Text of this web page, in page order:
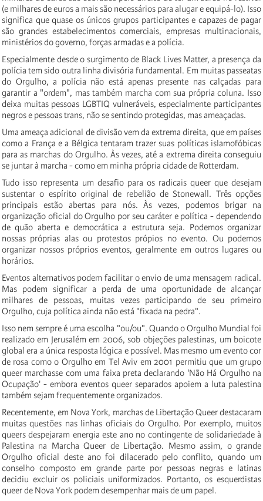
(e milhares de euros a mais são necessários para alugar e equipá-lo). Isso
significa que quase os únicos grupos participantes e capazes de pagar
são grandes estabelecimentos comerciais, empresas multinacionais,
ministérios do governo, forças armadas e a polícia.
Especialmente desde o surgimento de Black Lives Matter, a presença da
polícia tem sido outra linha divisória fundamental. Em muitas passeatas
do Orgulho, a polícia não está apenas presente nas calçadas para
garantir a "ordem", mas também marcha com sua própria coluna. Isso
deixa muitas pessoas LGBTIQ vulneráveis, especialmente participantes
negros e pessoas trans, não se sentindo protegidas, mas ameaçadas.
Uma ameaça adicional de divisão vem da extrema direita, que em países
como a França e a Bélgica tentaram trazer suas políticas islamofóbicas
para as marchas do Orgulho. Às vezes, até a extrema direita conseguiu
se juntar à marcha - como em minha própria cidade de Rotterdam.
Tudo isso representa um desafio para os radicais queer que desejam
sustentar o espírito original de rebelião de Stonewall. Três opções
principais estão abertas para nós. Às vezes, podemos brigar na
organização oficial do Orgulho por seu caráter e política - dependendo
de quão aberta e democrática a estrutura seja. Podemos organizar
nossas próprias alas ou protestos própios no evento. Ou podemos
organizar nossos próprios eventos, geralmente em outros lugares ou
horários.
Eventos alternativos podem facilitar o envio de uma mensagem radical.
Mas podem significar a perda de uma oportunidade de alcançar
milhares de pessoas, muitas vezes participando de seu primeiro
Orgulho, cuja política ainda não está "fixada na pedra".
Isso nem sempre é uma escolha "ou/ou". Quando o Orgulho Mundial foi
realizado em Jerusalém em 2006, sob objeções palestinas, um boicote
global era a única resposta lógica e possível. Mas mesmo um evento cor
de rosa como o Orgulho em Tel Aviv em 2001 permitiu que um grupo
queer marchasse com uma faixa preta declarando 'Não Há Orgulho na
Ocupação' - embora eventos queer separados apoiem a luta palestina
também sejam frequentemente organizados.
Recentemente, em Nova York, marchas de Libertação Queer destacaram
muitas questões nas linhas oficiais do Orgulho. Por exemplo, muitos
queers despejaram energia este ano no contingente de solidariedade à
Palestina na Marcha Queer de Libertação. Mesmo assim, o grande
Orgulho oficial deste ano foi dilacerado pelo conflito, quando um
conselho composto em grande parte por pessoas negras e latinas
decidiu excluir os policiais uniformizados. Portanto, os esquerdistas
queer de Nova York podem desempenhar mais de um papel.